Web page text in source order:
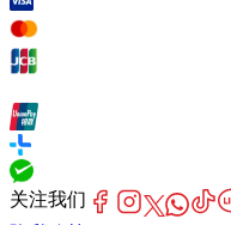
关注我们